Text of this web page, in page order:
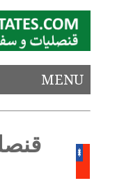
MENU